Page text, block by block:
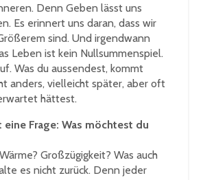
Denn Geben lässt uns
Es erinnert uns daran, dass wir
sind. Und irgendwann
Leben ist kein Nullsummenspiel.
Was du aussendest, kommt
anders, vielleicht später, aber oft
hättest.
Frage: Was möchtest du
Großzügigkeit? Was auch
es nicht zurück. Denn jeder